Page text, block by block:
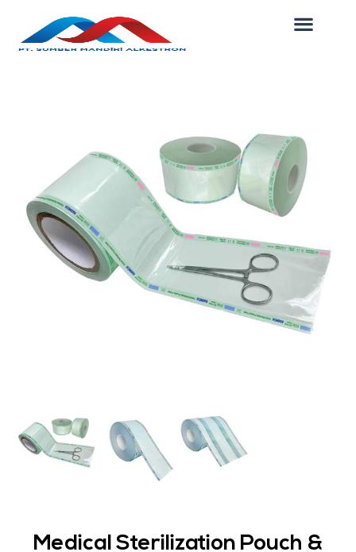
Medical Sterilization Pouch &